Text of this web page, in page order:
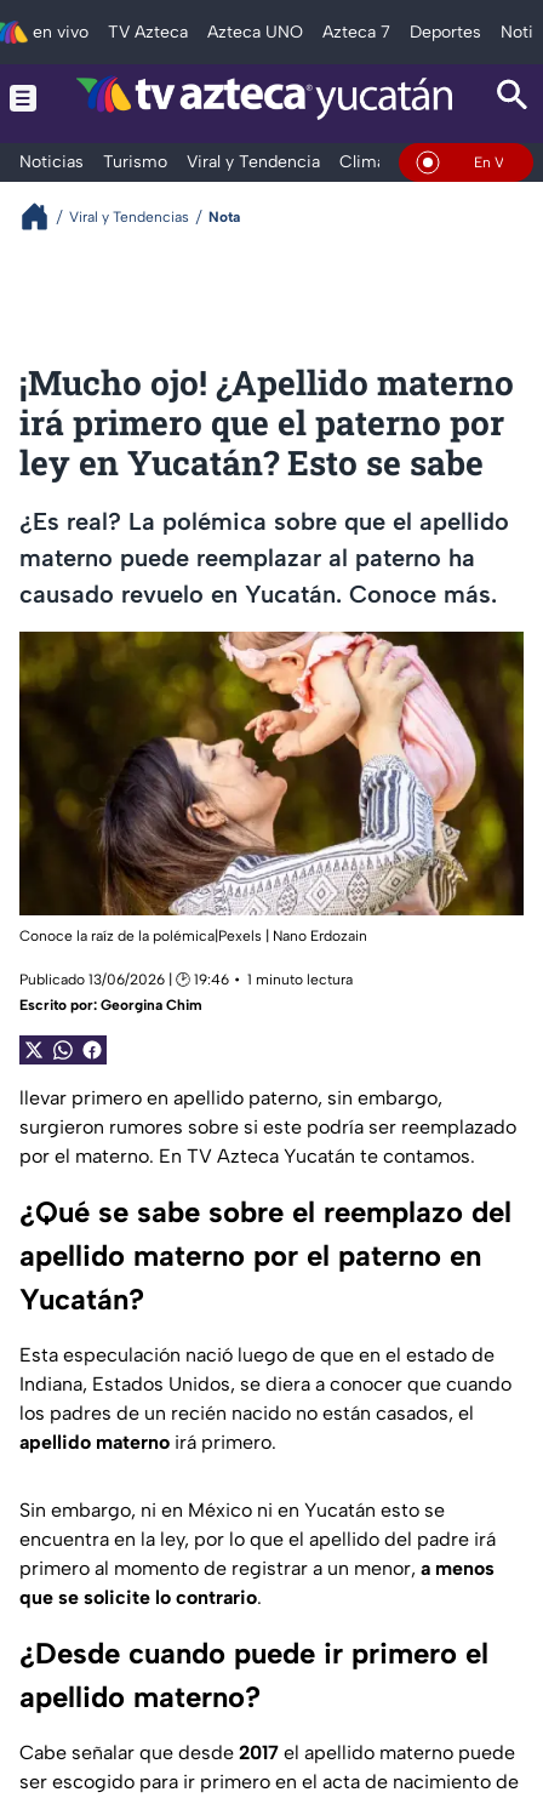
en vivo TV Azteca Azteca UNO Azteca 7 Deportes
Noticias Turismo Viral y Tendencia Clima DeportesEn Vivo
Viral y Tendencias Nota
¡Mucho ojo! ¿Apellido materno
irá primero que el paterno por
ley en Yucatán? Esto se sabe
¿Es real? La polémica sobre que el apellido
materno puede reemplazar al paterno ha
causado revuelo en Yucatán. Conoce más.
Conoce la raíz de la polémica|Pexels | Nano Erdozain
Publicado 13/06/2026 | 🕑 19:46
1 minuto lectura
Escrito por: Georgina Chim
llevar primero en apellido paterno, sin embargo,
surgieron rumores sobre si este podría ser reemplazado
por el materno. En TV Azteca Yucatán te contamos.
¿Qué se sabe sobre el reemplazo del
apellido materno por el paterno en
Yucatán?
Esta especulación nació luego de que en el estado de
Indiana, Estados Unidos, se diera a conocer que cuando
los padres de un recién nacido no están casados, el
apellido materno irá primero.
Sin embargo, ni en México ni en Yucatán esto se
encuentra en la ley, por lo que el apellido del padre irá
primero al momento de registrar a un menor, a menos
que se solicite lo contrario.
¿Desde cuando puede ir primero el
apellido materno?
Cabe señalar que desde 2017 el apellido materno puede
ser escogido para ir primero en el acta de nacimiento de